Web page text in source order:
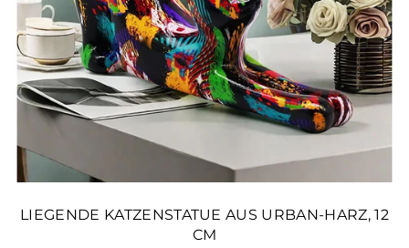
LIEGENDE KATZENSTATUE AUS URBAN-HARZ, 12
CM